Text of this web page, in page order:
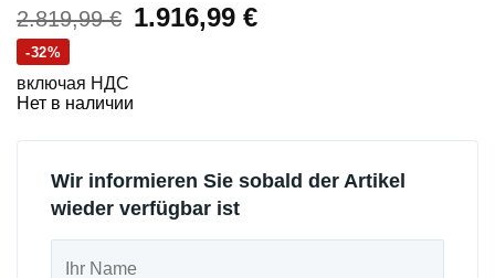
2.819,99€ Первоначальная
2.819,99 €.
1.916,99 €Текущая
-32%
включая НДС
Нет в наличии
Wir informieren Sie sobald der Artikel
wieder verfügbar ist